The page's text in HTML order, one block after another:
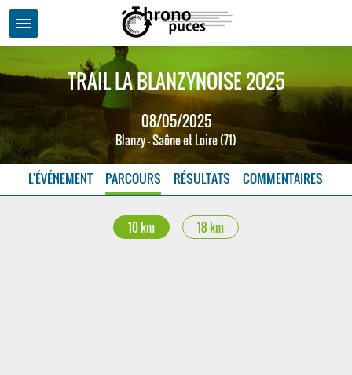
menu
TRAIL LA BLANZYNOISE 2025
08/05/2025
Blanzy - Saône et Loire (71)
L'ÉVÉNEMENT PARCOURS RÉSULTATS COMMENTAIRES
10 km 18 km